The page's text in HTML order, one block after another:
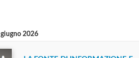
giugno 2026